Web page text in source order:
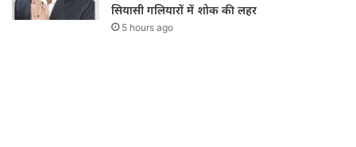
सियासी गलियारों में शोक की लहर
5 hours ago